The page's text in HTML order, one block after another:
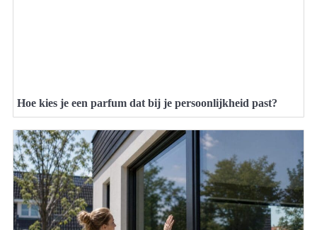
Hoe kies je een parfum dat bij je persoonlijkheid past?